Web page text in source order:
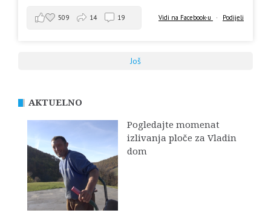
Vidi na Facebook-u · Podijeli
509 14 19
Još
AKTUELNO
Pogledajte momenat
izlivanja ploče za Vladin
dom